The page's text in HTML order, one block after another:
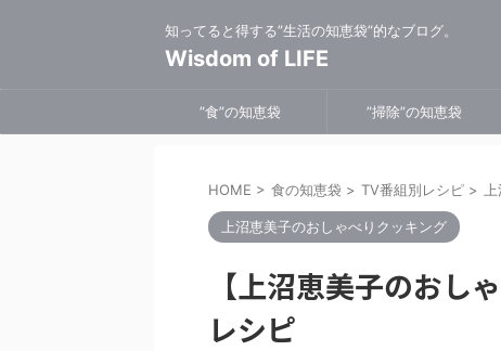
知ってると得する”生活の知恵袋”的なブログ。
Wisdom of LIFE
”食”の知恵袋 ”掃除”の知恵袋
HOME > 食の知恵袋 > TV番組別レシピ >
上沼恵美子のおしゃべりクッキング
【上沼恵美子のおし
レシピ